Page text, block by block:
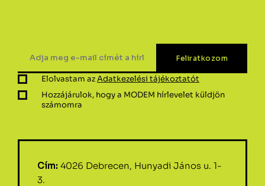
Elolvastam azAdatkezelési tájékoztatót
Hozzájárulok, hogy a MODEM hírlevelet küldjön
számomra
Cím: 4026 Debrecen, Hunyadi János u. 1-
3.